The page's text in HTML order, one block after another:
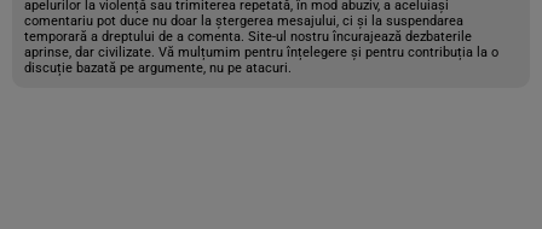
apelurilor la violență sau trimiterea repetată, în mod abuziv, a aceluiași
comentariu pot duce nu doar la ștergerea mesajului, ci și la suspendarea
temporară a dreptului de a comenta. Site-ul nostru încurajează dezbaterile
aprinse, dar civilizate. Vă mulțumim pentru înțelegere și pentru contribuția la o
discuție bazată pe argumente, nu pe atacuri.